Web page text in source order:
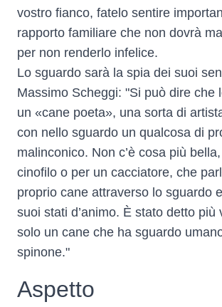
vostro fianco, fatelo sentire
rapporto familiare che non dovrà
per non renderlo infelice.
Lo sguardo sarà la spia dei suoi
Massimo Scheggi: "Si può dire che
un «cane poeta», una sorta di
con nello sguardo un qualcosa di
malinconico. Non c’è cosa più
cinofilo o per un cacciatore, che
proprio cane attraverso lo sguardo
suoi stati d’animo. È stato detto più
solo un cane che ha sguardo
spinone."
Aspetto